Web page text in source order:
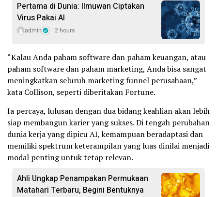
Pertama di Dunia: Ilmuwan Ciptakan
Virus Pakai AI
admin 2 hours
“Kalau Anda paham software dan paham keuangan, atau
paham software dan paham marketing, Anda bisa sangat
meningkatkan seluruh marketing funnel perusahaan,”
kata Collison, seperti diberitakan Fortune.
Ia percaya, lulusan dengan dua bidang keahlian akan lebih
siap membangun karier yang sukses. Di tengah perubahan
dunia kerja yang dipicu AI, kemampuan beradaptasi dan
memiliki spektrum keterampilan yang luas dinilai menjadi
modal penting untuk tetap relevan.
Ahli Ungkap Penampakan Permukaan
Matahari Terbaru, Begini Bentuknya